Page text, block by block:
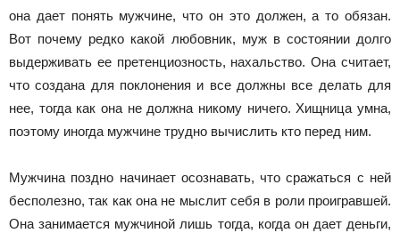
она дает понять мужчине, что он это должен, а то обязан.
Вот почему редко какой любовник, муж в состоянии долго
выдерживать ее претенциозность, нахальство. Она считает,
что создана для поклонения и все должны все делать для
нее, тогда как она не должна никому ничего. Хищница умна,
поэтому иногда мужчине трудно вычислить кто перед ним.
Мужчина поздно начинает осознавать, что сражаться с ней
бесполезно, так как она не мыслит себя в роли проигравшей.
Она занимается мужчиной лишь тогда, когда он дает деньги,